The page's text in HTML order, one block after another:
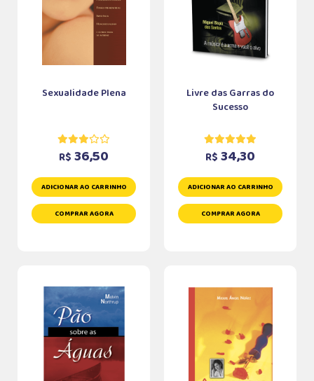
Sexualidade Plena
R$ 36,50
ADICIONAR AO CARRINHO
COMPRAR AGORA
Livre das Garras do
Sucesso
R$ 34,30
ADICIONAR AO CARRINHO
COMPRAR AGORA